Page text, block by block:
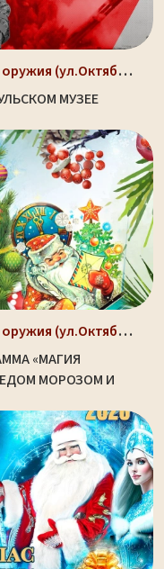
Новое здание музея оружия (ул.Октябрьская, д. 2)
МУЗЕЕ
Новое здание музея оружия (ул.Октябрьская, д. 2)
«МАГИЯ
МОРОЗОМ И